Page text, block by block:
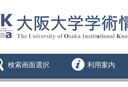
検索画面選択 利用案内